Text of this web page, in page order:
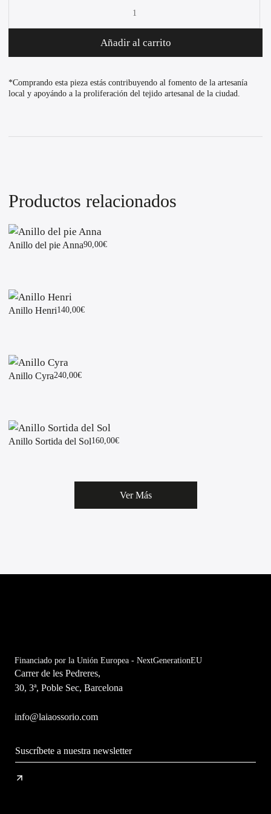
Añadir al carrito
*Comprando esta pieza estás contribuyendo al fomento de la artesanía
local y apoyándo a la proliferación del tejido artesanal de la ciudad.
Productos relacionados
Anillo del pie Anna90,00€
Anillo Henri140,00€
Anillo Cyra240,00€
Anillo Sortida del Sol160,00€
Ver Más
Financiado por la Unión Europea - NextGenerationEU
Carrer de les Pedreres,
30, 3ª, Poble Sec, Barcelona
info@laiaossorio.com